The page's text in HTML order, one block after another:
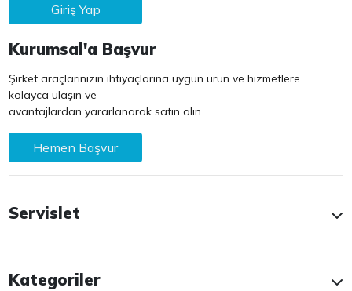
Giriş Yap
Kurumsal'a Başvur
Şirket araçlarınızın ihtiyaçlarına uygun ürün ve hizmetlere
kolayca ulaşın ve
avantajlardan yararlanarak satın alın.
Hemen Başvur
Servislet
Kategoriler